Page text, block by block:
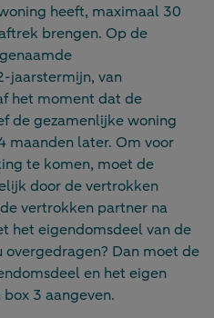
heeft, maximaal 30
brengen. Op de
jaarstermijn, van
het moment dat de
de gezamenlijke woning
maanden later. Om voor
te komen, moet de
door de vertrokken
vertrokken partner na
het eigendomsdeel van de
Dan moet de
en het eigen
3 aangeven.